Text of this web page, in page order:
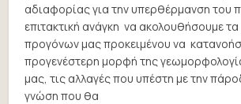
αδιαφορίας για την υπερθέρμανση του
επιτακτική ανάγκη να ακολουθήσουμε
προγόνων μας προκειμένου να
προγενέστερη μορφή της
μας, τις αλλαγές που υπέστη με την
γνώση που θα